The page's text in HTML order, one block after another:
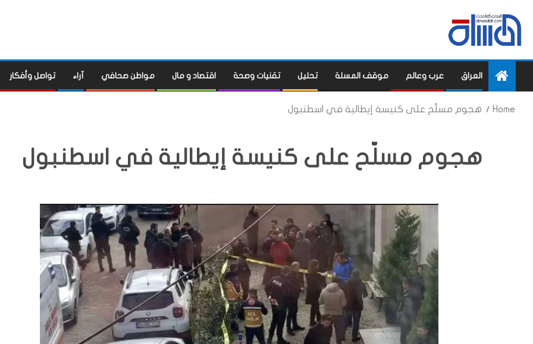
العراق عرب وعالم موقف المسلة تحليل تقنيات وصحة اقتصاد و مال مواطن صحافي آراء تواصل وأفكار
Home هجوم مسلّح على كنيسة إيطالية في اسطنبول
هجوم مسلّح على كنيسة إيطالية في اسطنبول